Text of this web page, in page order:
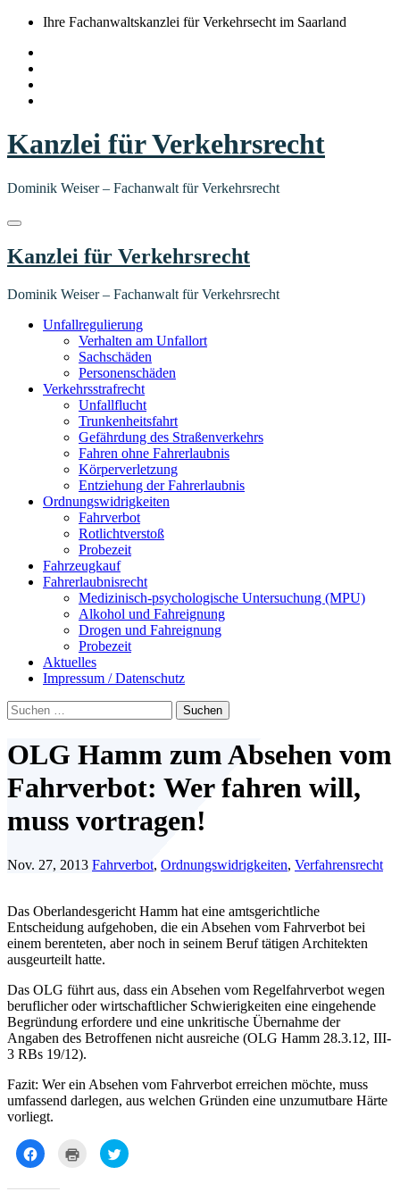
Springe
Inhalt
Ihre Fachanwaltskanzlei für Verkehrsecht im Saarland
Kanzlei für Verkehrsrecht
Dominik Weiser – Fachanwalt für Verkehrsrecht
Kanzlei für Verkehrsrecht
Dominik Weiser – Fachanwalt für Verkehrsrecht
Unfallregulierung
Verhalten am Unfallort
Sachschäden
Personenschäden
Verkehrsstrafrecht
Unfallflucht
Trunkenheitsfahrt
Gefährdung des Straßenverkehrs
Fahren ohne Fahrerlaubnis
Körperverletzung
Entziehung der Fahrerlaubnis
Ordnungswidrigkeiten
Fahrverbot
Rotlichtverstoß
Probezeit
Fahrzeugkauf
Fahrerlaubnisrecht
Medizinisch-psychologische Untersuchung (MPU)
Alkohol und Fahreignung
Drogen und Fahreignung
Probezeit
Aktuelles
Impressum / Datenschutz
Suchen
nach:
OLG Hamm zum Absehen vom
Fahrverbot: Wer fahren will,
muss vortragen!
Nov. 27, 2013 Fahrverbot, Ordnungswidrigkeiten, Verfahrensrecht
Das Oberlandesgericht Hamm hat eine amtsgerichtliche
Entscheidung aufgehoben, die ein Absehen vom Fahrverbot bei
einem berenteten, aber noch in seinem Beruf tätigen Architekten
ausgeurteilt hatte.
Das OLG führt aus, dass ein Absehen vom Regelfahrverbot wegen
beruflicher oder wirtschaftlicher Schwierigkeiten eine eingehende
Begründung erfordere und eine unkritische Übernahme der
Angaben des Betroffenen nicht ausreiche (OLG Hamm 28.3.12, III-
3 RBs 19/12).
Fazit: Wer ein Absehen vom Fahrverbot erreichen möchte, muss
umfassend darlegen, aus welchen Gründen eine unzumutbare Härte
vorliegt.
Klick,
um
zu
Klicken
zum
Ausdrucken
Klick,
um